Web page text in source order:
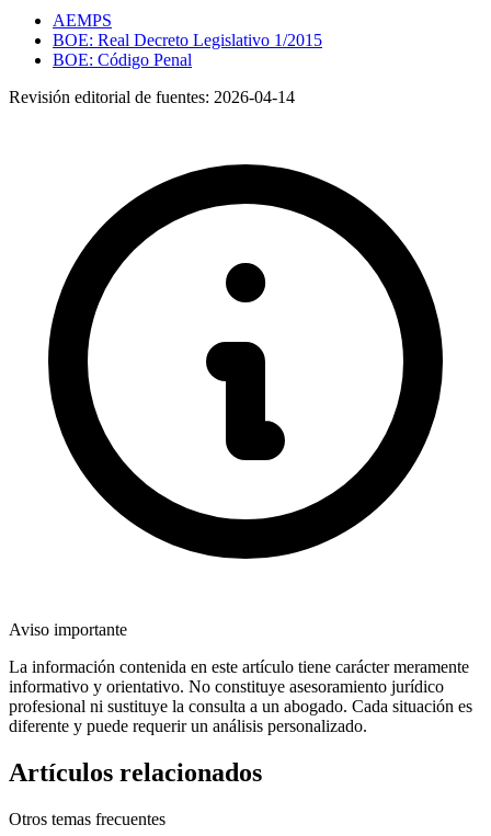
AEMPS
BOE: Real Decreto Legislativo 1/2015
BOE: Código Penal
Revisión editorial de fuentes: 2026-04-14
Aviso importante
La información contenida en este artículo tiene carácter meramente
informativo y orientativo. No constituye asesoramiento jurídico
profesional ni sustituye la consulta a un abogado. Cada situación es
diferente y puede requerir un análisis personalizado.
Artículos relacionados
Otros temas frecuentes